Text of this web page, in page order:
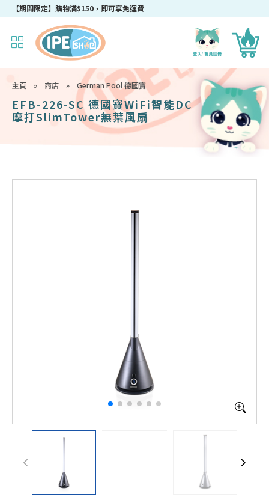
【期間限定】購物滿$150，即可享免運費
主頁 » 商店 » German Pool 德國寶
EFB-226-SC 德國寶WiFi智能DC
摩打SlimTower無葉風扇